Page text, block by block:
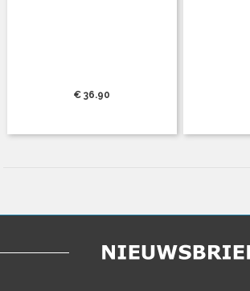
€ 36.90